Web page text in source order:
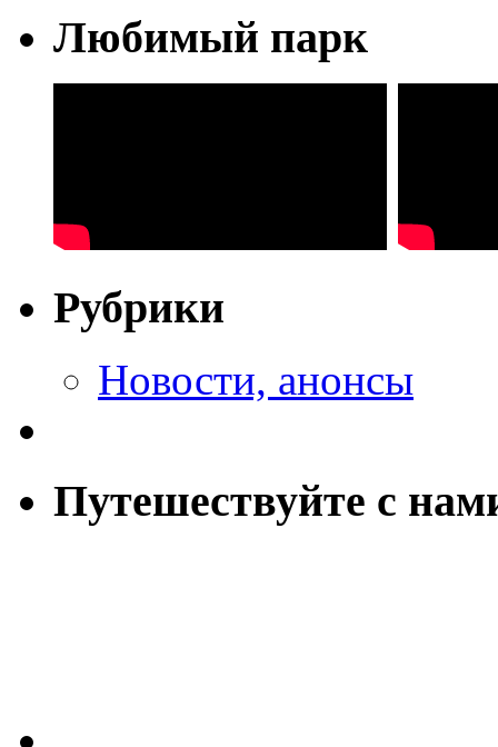
Любимый парк
Рубрики
Новости, анонсы
Путешествуйте с